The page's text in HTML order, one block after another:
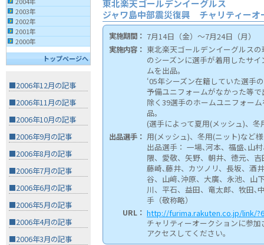
2003年
2002年
2001年
2000年
トップページへ
■2006年12月の記事
■2006年11月の記事
■2006年10月の記事
■2006年9月の記事
■2006年8月の記事
■2006年7月の記事
■2006年6月の記事
■2006年5月の記事
■2006年4月の記事
■2006年3月の記事
東北楽天ゴールデンイーグルス
ジャワ島中部震災復興 チャリティーオ
実施期間： 7月14日（金）〜7月24日（月）
実施内容： 東北楽天ゴールデンイーグルス
のシーズンに選手が着用したサ
ムを出品。
‘05年シーズン在籍していた選手
予備ユニフォームがなかった等
除く39選手のホームユニフォー
品。
(選手によって夏用(メッシュ)、冬
出品選手： 用(メッシュ)、冬用(ニット)など
出品選手： 一場､河本、福盛､山
隈、愛敬、矢野、朝井、徳元、
藤崎､藤井、カツノリ、長坂、酒
谷、山﨑､沖原、大廣、永池、山
川、平石、益田、竜太郎、牧
手（敬称略）
URL： http://furima.rakuten.co.jp/link/
チャリティーオークションに参加
アクセスしてください。